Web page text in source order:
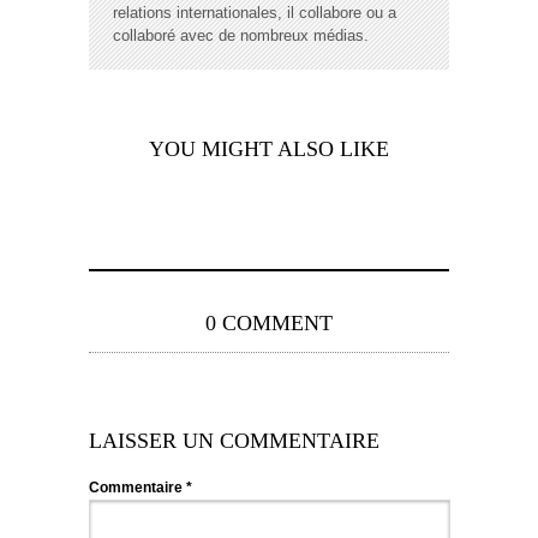
relations internationales, il collabore ou a
collaboré avec de nombreux médias.
YOU MIGHT ALSO LIKE
0 COMMENT
LAISSER UN COMMENTAIRE
Commentaire *